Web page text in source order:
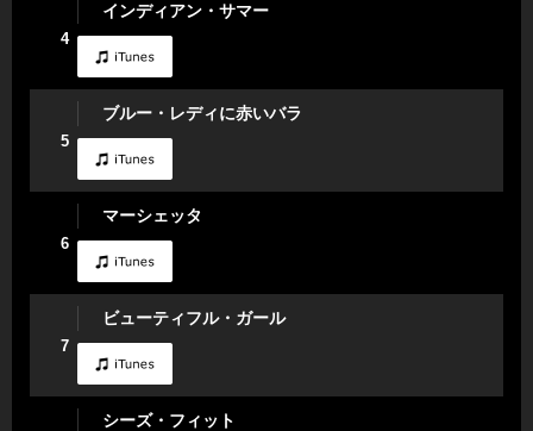
4
インディアン・サマー
5
ブルー・レディに赤いバラ
6
マーシェッタ
7
ビューティフル・ガール
シーズ・フィット